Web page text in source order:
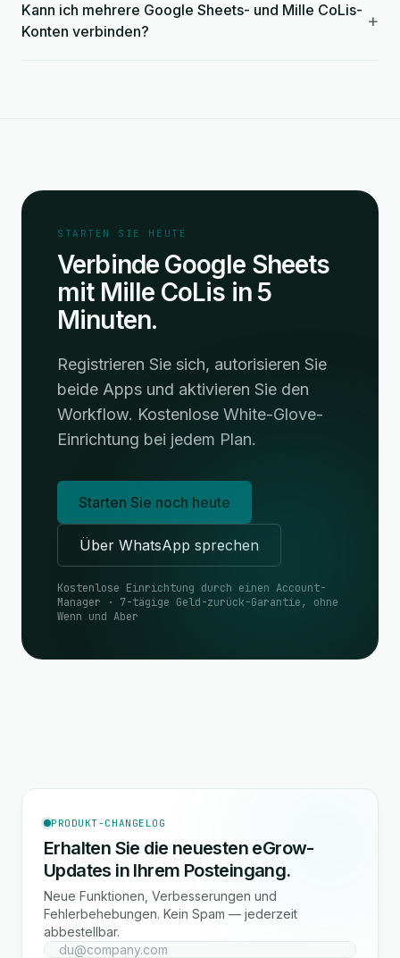
Kann ich mehrere Google Sheets- und Mille CoLis-
Konten verbinden?
+
STARTEN SIE HEUTE
Verbinde Google Sheets
mit Mille CoLis in 5
Minuten.
Registrieren Sie sich, autorisieren Sie
beide Apps und aktivieren Sie den
Workflow. Kostenlose White-Glove-
Einrichtung bei jedem Plan.
Starten Sie noch heute
Über WhatsApp sprechen
Kostenlose Einrichtung durch einen Account-
Manager · 7-tägige Geld-zurück-Garantie, ohne
Wenn und Aber
PRODUKT-CHANGELOG
Erhalten Sie die neuesten eGrow-
Updates in Ihrem Posteingang.
Neue Funktionen, Verbesserungen und
Fehlerbehebungen. Kein Spam — jederzeit
abbestellbar.